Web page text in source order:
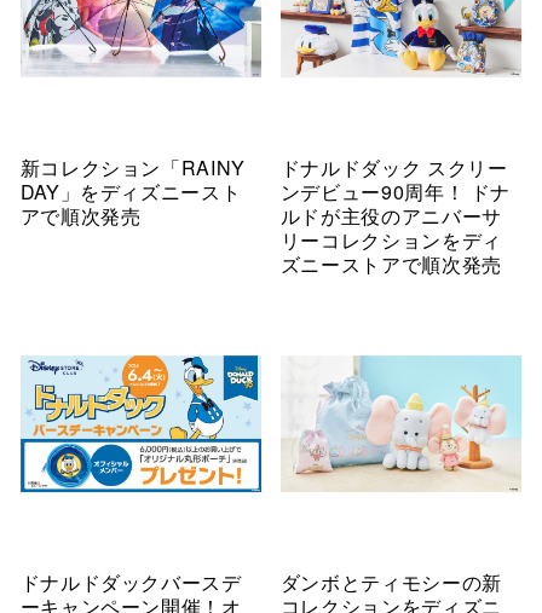
新コレクション「RAINY
DAY」をディズニースト
アで順次発売
ドナルドダック スクリー
ンデビュー90周年！ ドナ
ルドが主役のアニバーサ
リーコレクションをディ
ズニーストアで順次発売
ドナルドダックバースデ
ーキャンペーン開催！オ
ダンボとティモシーの新
コレクションをディズニ